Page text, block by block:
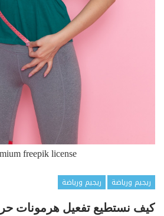
freepik license
ريجيم ورياضة
ريجيم ورياضة
كيف نستطيع تفعيل هرمونات